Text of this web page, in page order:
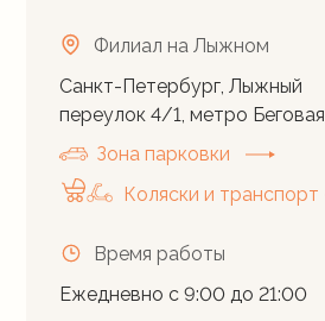
Санкт-Петербург, Лыжный
переулок 4/1, метро Беговая
Филиал на Лыжном
Ежедневно с 9:00 до 21:00
Время работы
Зона парковки
Коляски и транспорт